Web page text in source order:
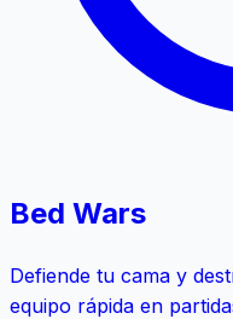
Bed Wars
Defiende tu cama y
equipo rápida en